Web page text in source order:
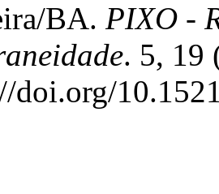
BA. PIXO -
. 5, 19
doi.org/